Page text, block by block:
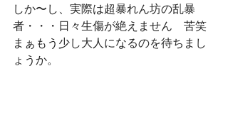
しか〜し、実際は超暴れん坊の乱暴
者・・・日々生傷が絶えません　苦笑
まぁもう少し大人になるのを待ちまし
ょうか。